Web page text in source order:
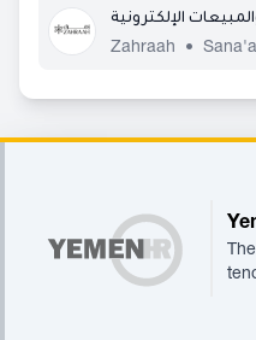
الإلكترونية
Zahraah
• Sana'a